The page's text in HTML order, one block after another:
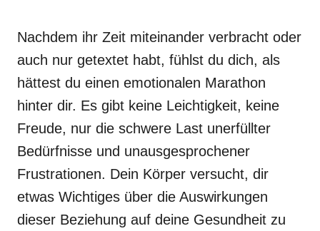
Nachdem ihr Zeit miteinander verbracht oder
auch nur getextet habt, fühlst du dich, als
hättest du einen emotionalen Marathon
hinter dir. Es gibt keine Leichtigkeit, keine
Freude, nur die schwere Last unerfüllter
Bedürfnisse und unausgesprochener
Frustrationen. Dein Körper versucht, dir
etwas Wichtiges über die Auswirkungen
dieser Beziehung auf deine Gesundheit zu